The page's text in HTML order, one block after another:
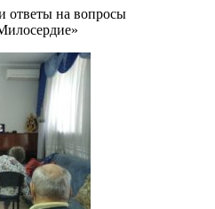
ответы на вопросы